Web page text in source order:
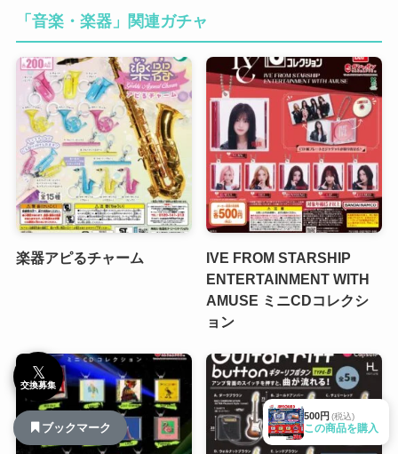
「音楽・楽器」関連ガチャ
楽器アピるチャーム
IVE FROM STARSHIP
ENTERTAINMENT WITH
AMUSE ミニCDコレクシ
ョン
500円 (税込)
この商品を購入
𝕏
交換募集
ブックマーク